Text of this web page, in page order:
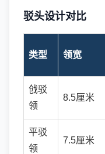
驳头设计对比
类型 领宽
戗驳
领
8.5厘米
平驳
领
7.5厘米